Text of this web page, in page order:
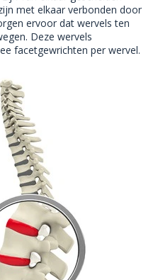
met elkaar verbonden door
ervoor dat wervels ten
Deze wervels
facetgewrichten per wervel.